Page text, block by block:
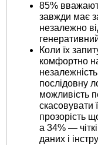
85%
завжди має
незалежно
Коли їх
комфортно
послідовну
можливість
скасовувати
прозорість
а 34% —
даних і